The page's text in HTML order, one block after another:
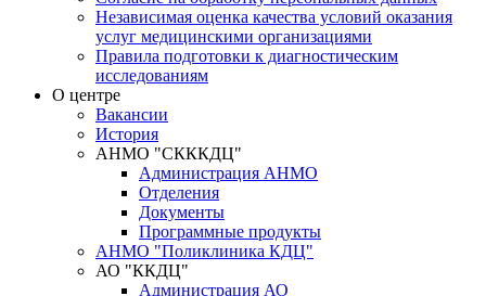
Независимая оценка качества условий оказания
услуг медицинскими организациями
Правила подготовки к диагностическим
исследованиям
О центре
Вакансии
История
АНМО "СКККДЦ"
Администрация АНМО
Отделения
Документы
Программные продукты
АНМО "Поликлиника КДЦ"
АО "ККДЦ"
Администрация АО